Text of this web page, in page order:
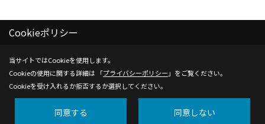
Cookieポリシー
当サイトではCookieを使用します。
Cookieの使用に関する詳細は 「プライバシーポリシー 」をご覧ください。
Cookieを受け入れるか拒否するか選択してください。
同意する 同意しない